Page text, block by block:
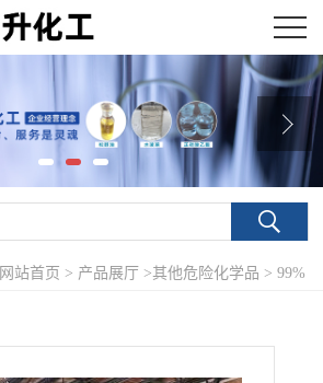
网站首页 > 产品展厅 >其他危险化学品 > 99%